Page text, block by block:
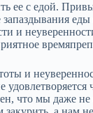
ее с едой.
и
и
что мы